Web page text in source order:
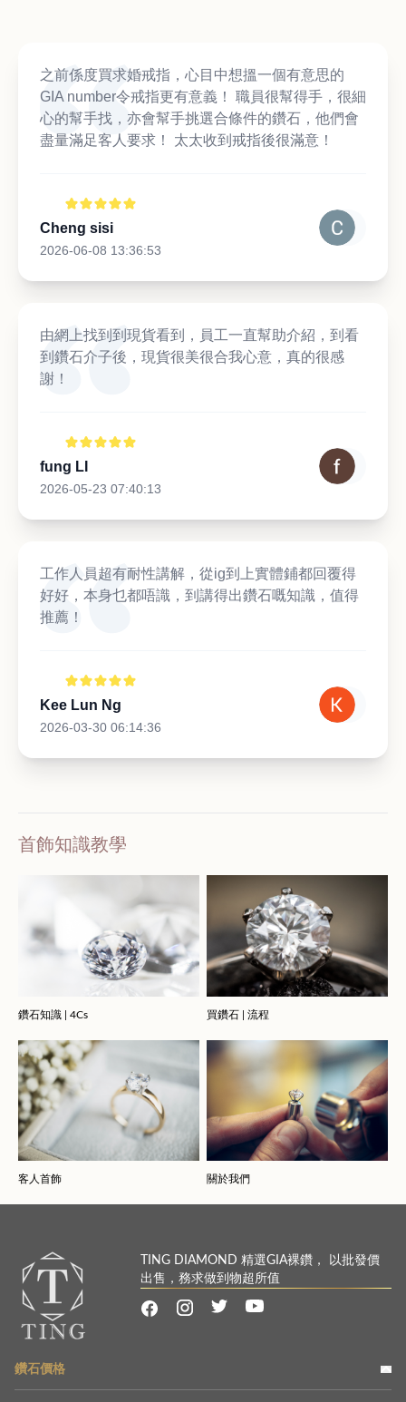
之前係度買求婚戒指，心目中想搵一個有意思的
GIA number令戒指更有意義！ 職員很幫得手，很細
心的幫手找，亦會幫手挑選合條件的鑽石，他們會
盡量滿足客人要求！ 太太收到戒指後很滿意！
Cheng sisi
2026-06-08 13:36:53
由網上找到到現貨看到，員工一直幫助介紹，到看
到鑽石介子後，現貨很美很合我心意，真的很感
謝！
fung LI
2026-05-23 07:40:13
工作人員超有耐性講解，從ig到上實體鋪都回覆得
好好，本身乜都唔識，到講得出鑽石嘅知識，值得
推薦！
Kee Lun Ng
2026-03-30 06:14:36
首飾知識教學
鑽石知識 | 4Cs 買鑽石 | 流程
客人首飾 關於我們
TING DIAMOND 精選GIA裸鑽， 以批發價
出售，務求做到物超所值
鑽石價格